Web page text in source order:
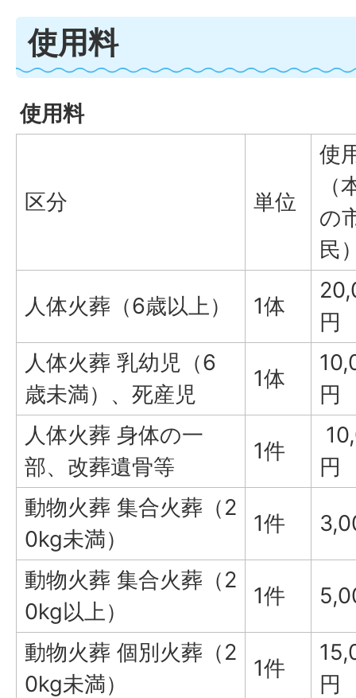
使用料
使用料
区分 単位
使
（
の
民
人体火葬（6歳以上） 1体
円
人体火葬 乳幼児（6
歳未満）、死産児
1体
円
人体火葬 身体の一
部、改葬遺骨等
1件
円
動物火葬 集合火葬（2
0kg未満）
1件
動物火葬 集合火葬（2
0kg以上）
1件
動物火葬 個別火葬（2
0kg未満）
1件
円